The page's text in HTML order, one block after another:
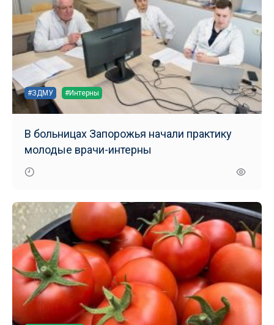
#ЗДМУ #Интерны
В больницах Запорожья начали практику
молодые врачи-интерны